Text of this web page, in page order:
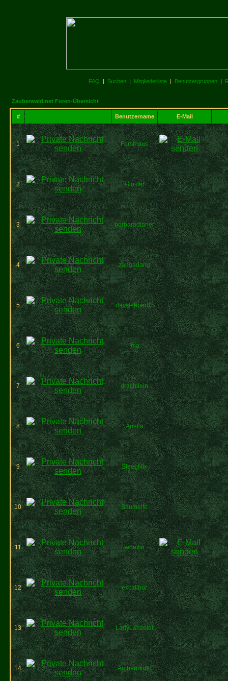
FAQ | Suchen | Mitgliederliste | Benutzergruppen |
Zauberwald.net Foren-Übersicht
# Benutzername E-Mail
1 Forsthaus
2 Ginster
3 borbaradianer
4 zangadang
5 daysleeper81
6 ima
7 drachilein
8 Ariella
9 SleepNix
10 Baumelfe
11 woelfin
12 excalibur
13 LadyLanzelot
14 Ambermoon